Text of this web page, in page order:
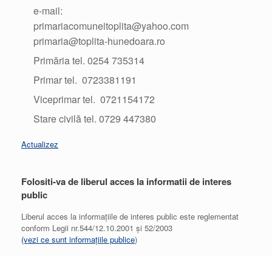
e-mail:
primariacomuneitoplita@yahoo.com
primaria@toplita-hunedoara.ro
Primăria tel. 0254 735314
Primar tel. 0723381191
Viceprimar tel. 0721154172
Stare civilă tel. 0729 447380
Actualizez
Folositi-va de liberul acces la informatii de interes
public
Liberul acces la informațiile de interes public este reglementat
conform Legii nr.544/12.10.2001 și 52/2003
(vezi ce sunt informațiile publice)